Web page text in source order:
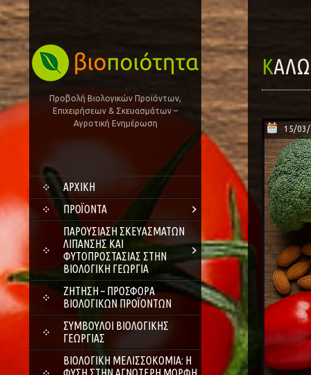
Προβολή Βιολογικών Προϊόντων,
Επιχειρήσεων & Σκευασμάτων –
Αγροτική Ενημέρωση
SKIP
CONTENT
ΑΡΧΙΚΗ
ΠΡΟΪΌΝΤΑ
ΠΑΡΟΥΣΊΑΣΗ ΣΚΕΥΑΣΜΆΤΩΝ
ΛΊΠΑΝΣΗΣ ΚΑΙ
ΦΥΤΟΠΡΟΣΤΑΣΊΑΣ ΣΤΗΝ
ΒΙΟΛΟΓΙΚΉ ΓΕΩΡΓΊΑ
ΖΗΤΗΣΗ – ΠΡΟΣΦΟΡΑ
ΒΙΟΛΟΓΙΚΩΝ ΠΡΟΪΟΝΤΩΝ
ΣΎΜΒΟΥΛΟΙ ΒΙΟΛΟΓΙΚΉΣ
ΓΕΩΡΓΊΑΣ
ΒΙΟΛΟΓΙΚΉ ΜΕΛΙΣΣΟΚΟΜΊΑ: Η
15/03/